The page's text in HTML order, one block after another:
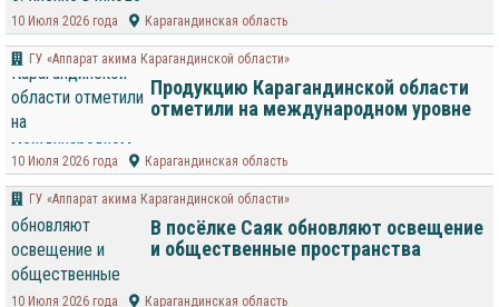
10 Июля 2026 года Карагандинская область
ГУ «Аппарат акима Карагандинской области»
Продукцию Карагандинской области
отметили на международном уровне
10 Июля 2026 года Карагандинская область
ГУ «Аппарат акима Карагандинской области»
В посёлке Саяк обновляют освещение
и общественные пространства
10 Июля 2026 года Карагандинская область